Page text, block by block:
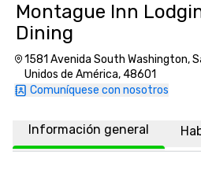
Montague Inn
Dining
1581 Avenida South Washington,
Unidos de América, 48601
Comuníquese con nosotros
Información general